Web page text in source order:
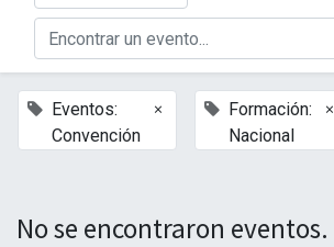
Eventos:
Convención
×
Formación:
Nacional
×
No se encontraron eventos.